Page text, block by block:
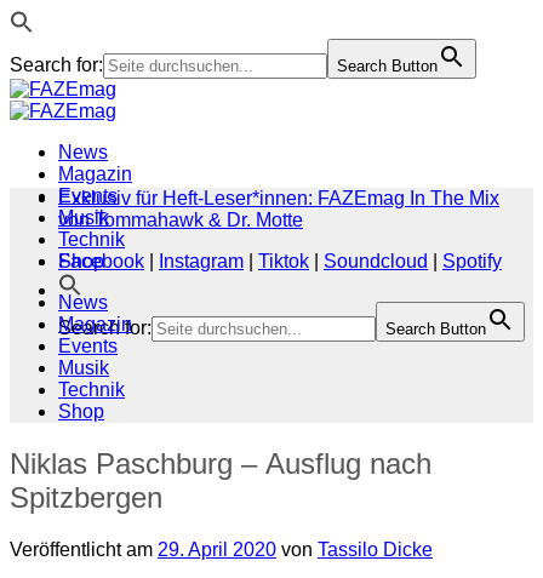
Search for: Search Button
Zum
Inhalt
News
Magazin
Events
Musik
Technik
Shop
Search for: Search Button
Exklusiv für Heft-Leser*innen: FAZEmag In The Mix
von Tommahawk & Dr. Motte
Facebook
Instagram Tiktok Soundcloud
Spotify
News
Magazin
Events
Musik
Technik
Shop
Niklas Paschburg – Ausflug nach
Spitzbergen
Veröffentlicht am 29. April 2020 von Tassilo Dicke